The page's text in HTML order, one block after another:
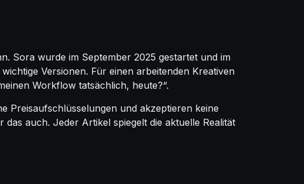
Sora wurde im September 2025 gestartet und im
Versionen. Für einen arbeitenden Kreativen
Workflow tatsächlich, heute?“.
Preisaufschlüsselungen und akzeptieren keine
auch. Jeder Artikel spiegelt die aktuelle Realität